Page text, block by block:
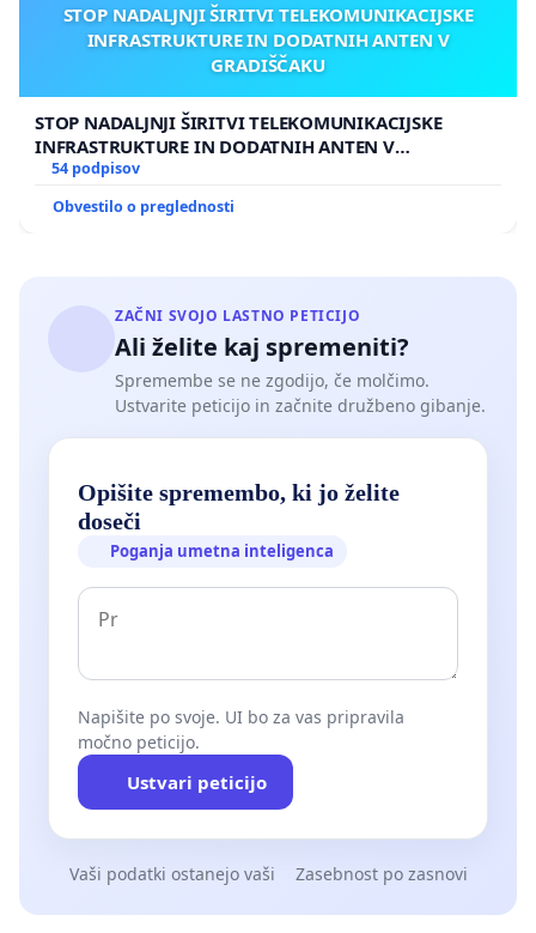
STOP NADALJNJI ŠIRITVI TELEKOMUNIKACIJSKE
INFRASTRUKTURE IN DODATNIH ANTEN V
GRADIŠČAKU
STOP NADALJNJI ŠIRITVI TELEKOMUNIKACIJSKE
INFRASTRUKTURE IN DODATNIH ANTEN V
GRADIŠČAKU
54 podpisov
Obvestilo o preglednosti
ZAČNI SVOJO LASTNO PETICIJO
Ali želite kaj spremeniti?
Spremembe se ne zgodijo, če molčimo.
Ustvarite peticijo in začnite družbeno gibanje.
Opišite spremembo, ki jo želite
doseči
Poganja umetna inteligenca
Napišite po svoje. UI bo za vas pripravila
močno peticijo.
Ustvari peticijo
Vaši podatki ostanejo vaši Zasebnost po zasnovi